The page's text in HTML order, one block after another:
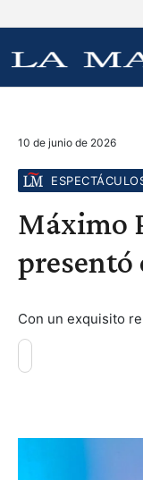
10 de junio de 2026
Máximo
Con un exquisito